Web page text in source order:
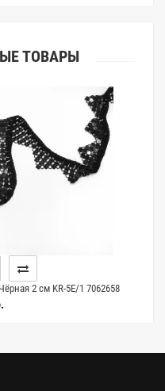
ТОВАРЫ
2 см KR-5E/1 7062658